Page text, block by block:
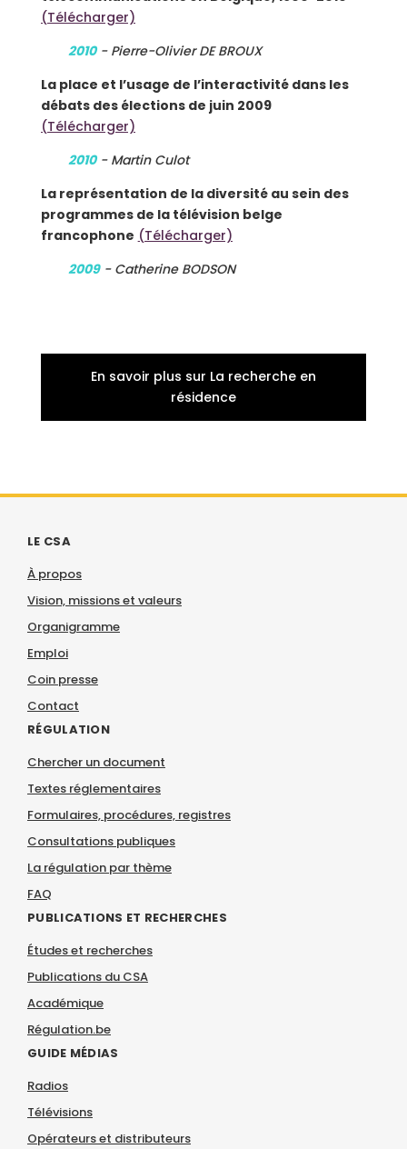
(Télécharger)
2010- Pierre-Olivier DE BROUX
La place et l’usage de l’interactivité dans les
débats des élections de juin 2009
(Télécharger)
2010- Martin Culot
La représentation de la diversité au sein des
programmes de la télévision belge
francophone (Télécharger)
2009- Catherine BODSON
En savoir plus sur La recherche en
résidence
LE CSA
À propos
Vision, missions et valeurs
Organigramme
Emploi
Coin presse
Contact
RÉGULATION
Chercher un document
Textes réglementaires
Formulaires, procédures, registres
Consultations publiques
La régulation par thème
FAQ
PUBLICATIONS ET RECHERCHES
Études et recherches
Publications du CSA
Académique
Régulation.be
GUIDE MÉDIAS
Radios
Télévisions
Opérateurs et distributeurs